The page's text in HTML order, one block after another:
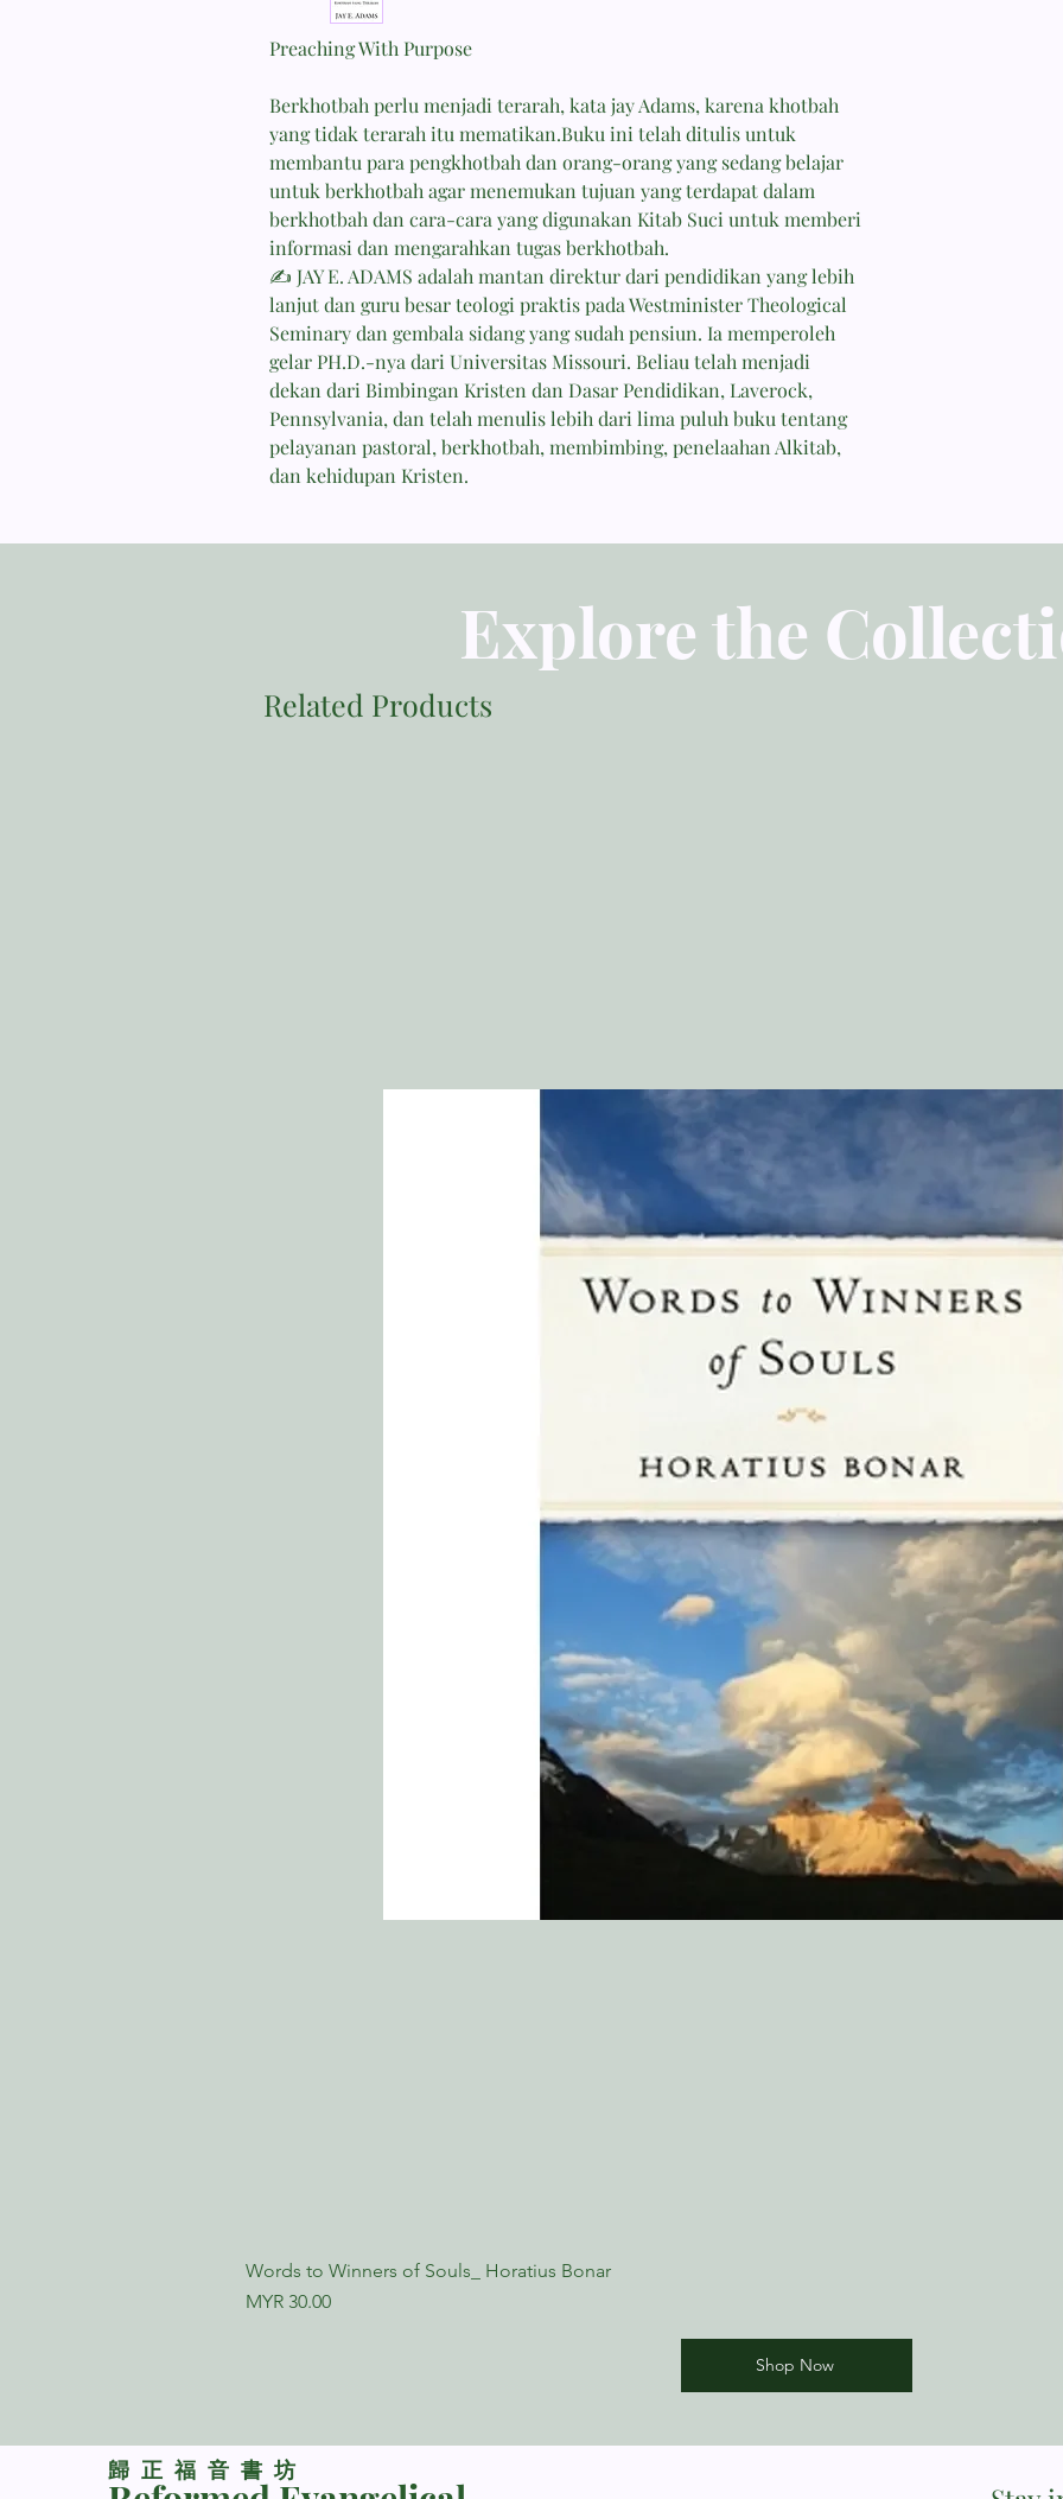
Preaching With Purpose
Berkhotbah perlu menjadi terarah, kata jay Adams, karena khotbah
yang tidak terarah itu mematikan.Buku ini telah ditulis untuk
membantu para pengkhotbah dan orang-orang yang sedang belajar
untuk berkhotbah agar menemukan tujuan yang terdapat dalam
berkhotbah dan cara-cara yang digunakan Kitab Suci untuk memberi
informasi dan mengarahkan tugas berkhotbah.
✍️ JAY E. ADAMS adalah mantan direktur dari pendidikan yang lebih
lanjut dan guru besar teologi praktis pada Westminister Theological
Seminary dan gembala sidang yang sudah pensiun. Ia memperoleh
gelar PH.D.-nya dari Universitas Missouri. Beliau telah menjadi
dekan dari Bimbingan Kristen dan Dasar Pendidikan, Laverock,
Pennsylvania, dan telah menulis lebih dari lima puluh buku tentang
pelayanan pastoral, berkhotbah, membimbing, penelaahan Alkitab,
dan kehidupan Kristen.
Explore the
Related Products
Words to Winners of Souls_ Horatius Bonar
Price
MYR 30.00
Shop Now
​歸正福音書坊